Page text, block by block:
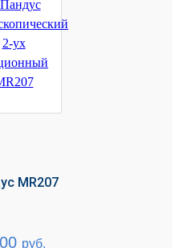
MR207
руб.